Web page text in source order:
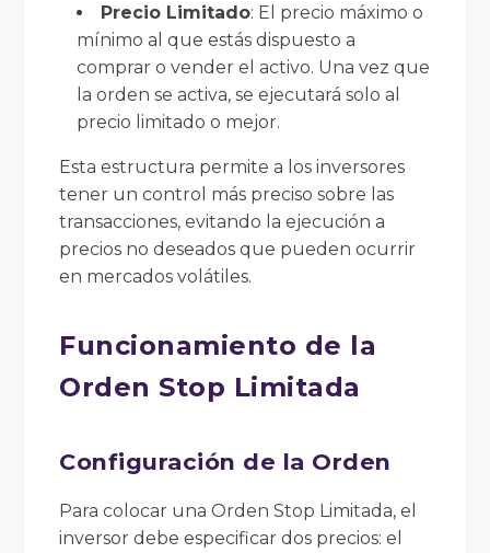
Precio Limitado: El precio máximo o
mínimo al que estás dispuesto a
comprar o vender el activo. Una vez que
la orden se activa, se ejecutará solo al
precio limitado o mejor.
Esta estructura permite a los inversores
tener un control más preciso sobre las
transacciones, evitando la ejecución a
precios no deseados que pueden ocurrir
en mercados volátiles.
Funcionamiento de la
Orden Stop Limitada
Configuración de la Orden
Para colocar una Orden Stop Limitada, el
inversor debe especificar dos precios: el